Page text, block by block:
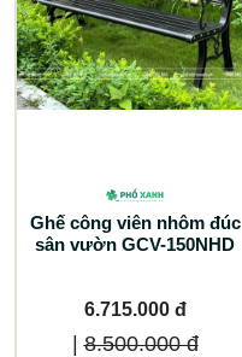
Ghế công viên nhôm đúc
sân vườn GCV-150NHD
6.715.000 đ
| 8.500.000 đ